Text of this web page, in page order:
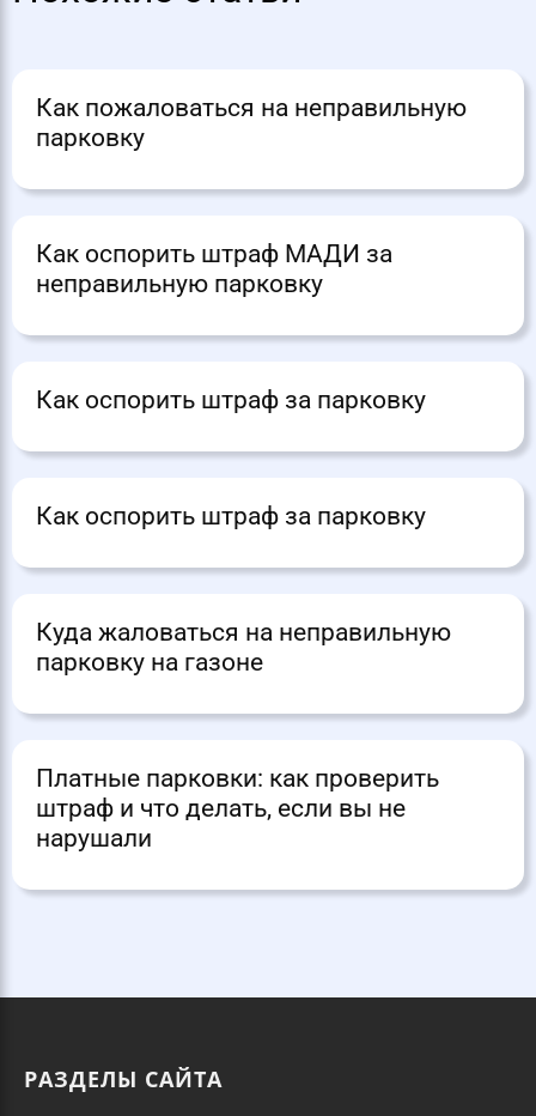
Как пожаловаться на неправильную
парковку
Как оспорить штраф МАДИ за
неправильную парковку
Как оспорить штраф за парковку
Как оспорить штраф за парковку
Куда жаловаться на неправильную
парковку на газоне
Платные парковки: как проверить
штраф и что делать, если вы не
нарушали
РАЗДЕЛЫ САЙТА